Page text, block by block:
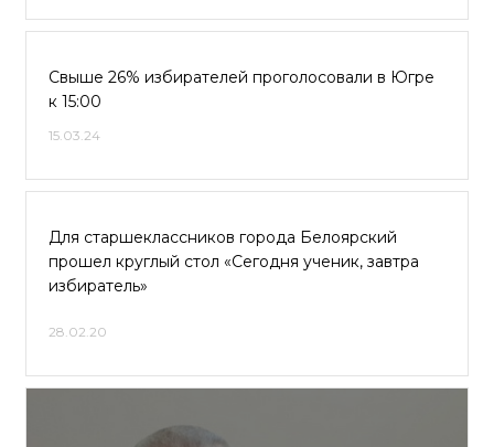
Свыше 26% избирателей проголосовали в Югре
к 15:00
15.03.24
Для старшеклассников города Белоярский
прошел круглый стол «Сегодня ученик, завтра
избиратель»
28.02.20